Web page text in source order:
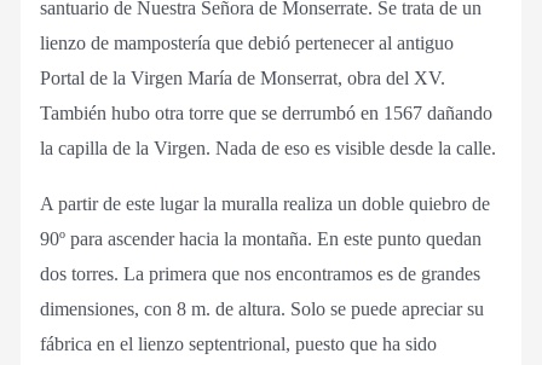
santuario de Nuestra Señora de Monserrate. Se trata de un
lienzo de mampostería que debió pertenecer al antiguo
Portal de la Virgen María de Monserrat, obra del XV.
También hubo otra torre que se derrumbó en 1567 dañando
la capilla de la Virgen. Nada de eso es visible desde la calle.
A partir de este lugar la muralla realiza un doble quiebro de
90º para ascender hacia la montaña. En este punto quedan
dos torres. La primera que nos encontramos es de grandes
dimensiones, con 8 m. de altura. Solo se puede apreciar su
fábrica en el lienzo septentrional, puesto que ha sido